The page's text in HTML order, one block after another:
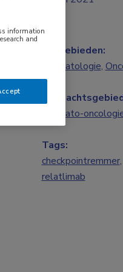
Vakgebieden:
Dermatologie,
Dermato-
Tags:
checkpointremmer,
relatlimab
information
and